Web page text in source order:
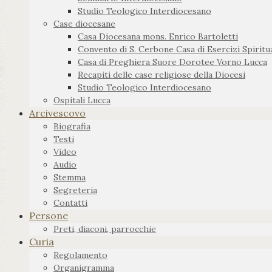
Studio Teologico Interdiocesano
Case diocesane
Casa Diocesana mons. Enrico Bartoletti
Convento di S. Cerbone Casa di Esercizi
Casa di Preghiera Suore Dorotee Vorno Lucca
Recapiti delle case religiose della Diocesi
Studio Teologico Interdiocesano
Ospitali Lucca
Arcivescovo
Biografia
Testi
Video
Audio
Stemma
Segreteria
Contatti
Persone
Preti, diaconi, parrocchie
Curia
Regolamento
Organigramma